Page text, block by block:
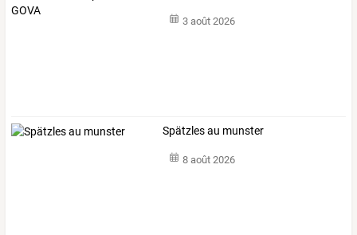
3 août 2026
Spätzles au munster
8 août 2026